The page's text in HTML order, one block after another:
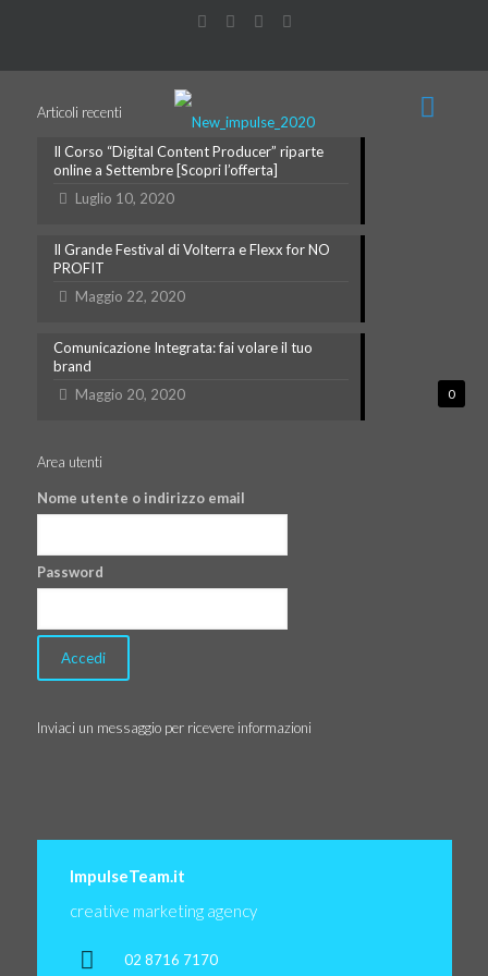
Articoli recenti
Il Corso “Digital Content Producer” riparte
online a Settembre [Scopri l’offerta]
Luglio 10, 2020
Il Grande Festival di Volterra e Flexx for NO
PROFIT
Maggio 22, 2020
0
Comunicazione Integrata: fai volare il tuo
brand
Maggio 20, 2020
Area utenti
Nome utente o indirizzo email
Password
Inviaci un messaggio per ricevere informazioni
ImpulseTeam.it
creative marketing agency
02 8716 7170